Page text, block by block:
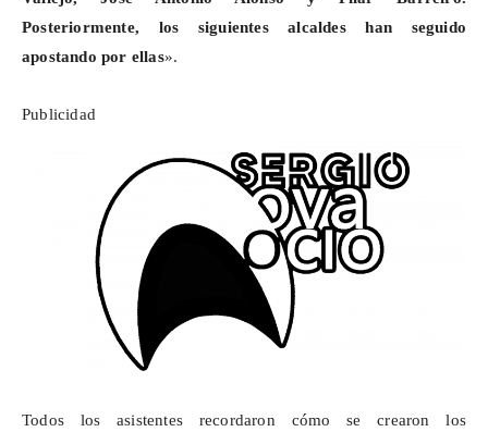
Posteriormente, los siguientes alcaldes han seguido
apostando por ellas».
Publicidad
Todos los asistentes recordaron cómo se crearon los